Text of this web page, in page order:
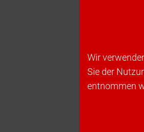
Wir
Sie der
entnommen